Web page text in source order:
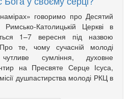
говоримо про Десятий
Католицькій Церкві в
1–7 вересня під назвою
те, чому сучасній молоді
сумління, духовне
на Пресвяте Серце Ісуса,
душпастирства молоді РКЦ в